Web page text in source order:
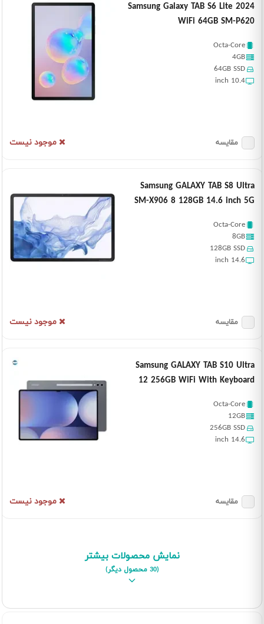
Samsung Galaxy TAB S6 Lite 2024
WiFi 64GB SM-P620
Octa-Core
4GB
64GB SSD
10.4 inch
موجود نیست مقایسه
Samsung GALAXY TAB S8 Ultra
SM-X906 8 128GB 14.6 inch 5G
Octa-Core
8GB
128GB SSD
14.6 inch
موجود نیست مقایسه
Samsung GALAXY TAB S10 Ultra
12 256GB WiFi With Keyboard
Octa-Core
12GB
256GB SSD
14.6 inch
موجود نیست مقایسه
نمایش محصولات بیشتر
(30 محصول دیگر)